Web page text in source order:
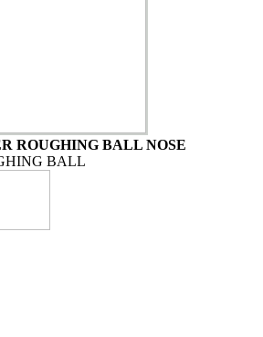
ROUGHING BALL NOSE
BALL